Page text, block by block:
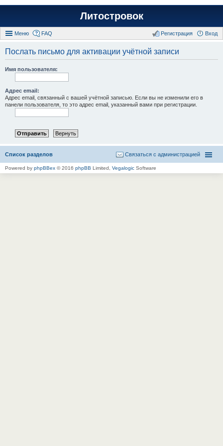
Литостровок
Меню FAQ Вход
Регистрация
Послать письмо для активации учётной записи
Имя пользователя:
Адрес email:
Адрес email, связанный с вашей учётной записью. Если вы не изменили его в
панели пользователя, то это адрес email, указанный вами при регистрации.
Список разделов Связаться с администрацией
Powered by phpBBex © 2016 phpBB Limited, Vegalogic Software